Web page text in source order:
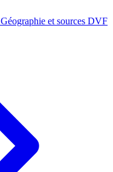
Géographie et sources DVF